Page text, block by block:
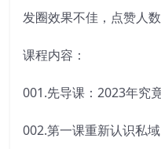
发圈效果不佳，点赞人
课程内容：
001.先导课：2023年究
002.第一课重新认识私